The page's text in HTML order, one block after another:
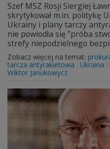
Szef MSZ Rosji Siergiej
skrytykował m.in. politykę
Ukrainy i plany tarczy
nie powiodła się ”próba
strefy niepodzielnego
Zobacz więcej na temat:
tarcza antyrakietowa
Ukraina
Wiktor Janukowycz